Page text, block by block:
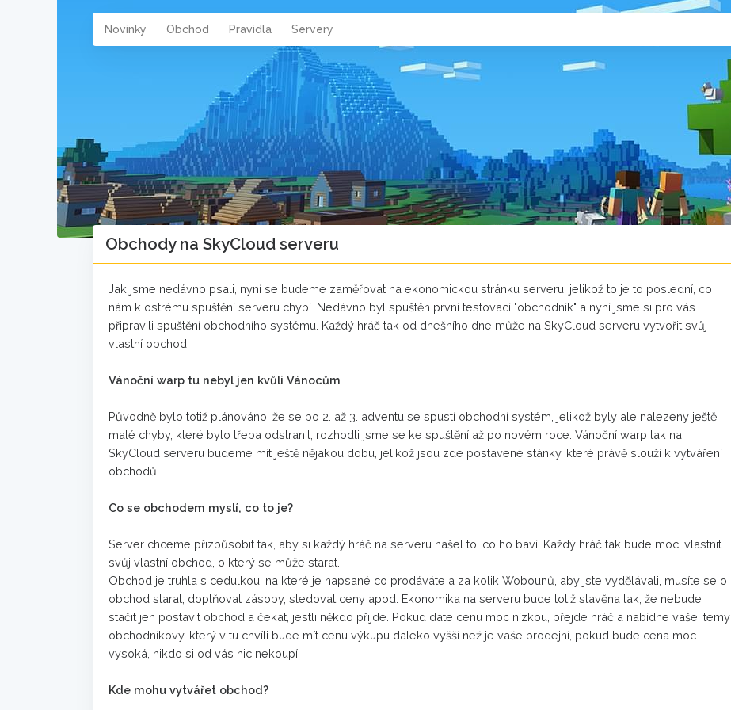
Novinky Obchod Pravidla Servery
Obchody na SkyCloud serveru
Jak jsme nedávno psali, nyní se budeme zaměřovat na ekonomickou stránku serveru, jelikož to je to poslední, co
nám k ostrému spuštění serveru chybí. Nedávno byl spuštěn první testovací "obchodník" a nyní jsme si pro vás
připravili spuštění obchodního systému. Každý hráč tak od dnešního dne může na SkyCloud serveru vytvořit svůj
vlastní obchod.
Vánoční warp tu nebyl jen kvůli Vánocům
Původně bylo totiž plánováno, že se po 2. až 3. adventu se spustí obchodní systém, jelikož byly ale nalezeny ještě
malé chyby, které bylo třeba odstranit, rozhodli jsme se ke spuštění až po novém roce. Vánoční warp tak na
SkyCloud serveru budeme mít ještě nějakou dobu, jelikož jsou zde postavené stánky, které právě slouží k vytváření
obchodů.
Co se obchodem myslí, co to je?
Server chceme přizpůsobit tak, aby si každý hráč na serveru našel to, co ho baví. Každý hráč tak bude moci vlastnit
svůj vlastní obchod, o který se může starat.
Obchod je truhla s cedulkou, na které je napsané co prodáváte a za kolik Wobounů, aby jste vydělávali, musíte se o
obchod starat, doplňovat zásoby, sledovat ceny apod. Ekonomika na serveru bude totiž stavěna tak, že nebude
stačit jen postavit obchod a čekat, jestli někdo přijde. Pokud dáte cenu moc nízkou, přejde hráč a nabídne vaše itemy
obchodníkovy, který v tu chvíli bude mít cenu výkupu daleko vyšší než je vaše prodejní, pokud bude cena moc
vysoká, nikdo si od vás nic nekoupí.
Kde mohu vytvářet obchod?